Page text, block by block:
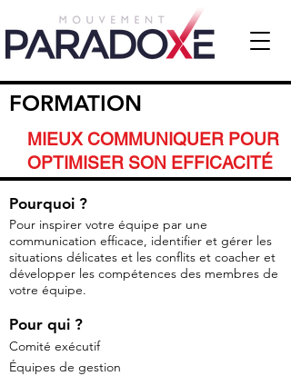
FORMATION
MIEUX COMMUNIQUER POUR
OPTIMISER SON EFFICACITÉ
Pourquoi ?
Pour inspirer votre équipe par une
communication efficace, identifier et gérer les
situations délicates et les conflits et coacher et
développer les compétences des membres de
votre équipe.
Pour qui ?
Comité exécutif
Équipes de gestion